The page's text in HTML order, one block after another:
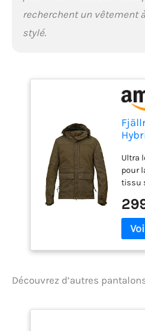
recherchent un vêtement
stylé.
FR :
Ultra
pour
tissu
Découvrez d’autres